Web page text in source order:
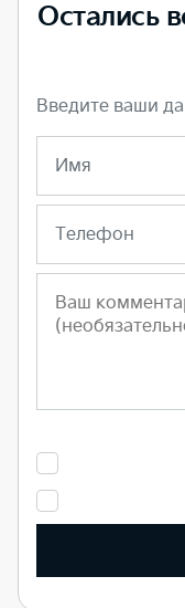
Остались
Введите ваши
Имя
Телефон